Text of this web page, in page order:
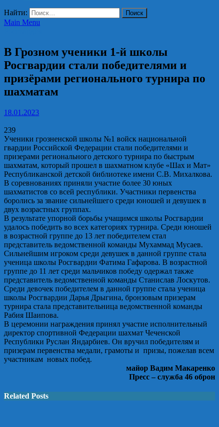
Найти:
Main Menu
В Грозном ученики 1-й школы
Росгвардии стали победителями и
призёрами регионального турнира по
шахматам
18.01.2023
239
Ученики грозненской школы №1 войск национальной
гвардии Российской Федерации стали победителями и
призерами регионального детского турнира по быстрым
шахматам, который прошел в шахматном клубе «Шах и Мат»
Республиканской детской библиотеке имени С.В. Михалкова.
В соревнованиях приняли участие более 30 юных
шахматистов со всей республики. Участники первенства
боролись за звание сильнейшего среди юношей и девушек в
двух возрастных группах.
В результате упорной борьбы учащимся школы Росгвардии
удалось победить во всех категориях турнира. Среди юношей
в возрастной группе до 13 лет победителем стал
представитель ведомственной команды Мухаммад Мусаев.
Сильнейшим игроком среди девушек в данной группе стала
ученица школы Росгвардии Фатима Гафарова. В возрастной
группе до 11 лет среди мальчиков победу одержал также
представитель ведомственной команды Станислав Лоскутов.
Среди девочек победителем в данной группе стала ученица
школы Росгвардии Дарья Дрыгина, бронзовым призерам
турнира стала представительница ведомственной команды
Рабия Шаипова.
В церемонии награждения принял участие исполнительный
директор спортивной Федерации шахмат Чеченской
Республики Руслан Яндарбиев. Он вручил победителям и
призерам первенства медали, грамоты и призы, пожелав всем
участникам новых побед.
майор Вадим Макаренко
Пресс – служба 46 оброн
Related Posts